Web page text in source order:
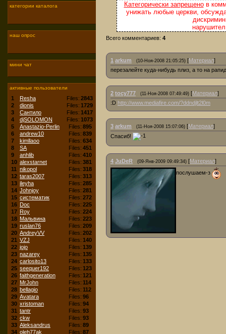
категории каталога
наш опрос
мини чат
активные пользователи
1 Resha Files: 2843
2
dionis Files: 1729
3
Сантило Files: 1417
4
djSOLOMON Files: 1073
5
Anastazio-Perlin Files: 895
6
andrew10 Files: 839
7
kimllaoo Files: 634
8
SA Files: 451
9
anhlib Files: 410
10 alexstarnet Files: 381
11
nikopol Files: 318
12 taras2007 Files: 313
13 ileyha Files: 285
14 Johnjoy Files: 281
15 систематик Files: 272
16 Doc Files: 225
17 Roy Files: 224
18 Мальвина Files: 223
19 ruslan76 Files: 209
20 AndreyVV Files: 202
21 VZJ Files: 140
22 jojo Files: 139
23 nazarey Files: 135
24 carlosito13 Files: 133
25 seequer192 Files: 123
26 faithgeneration Files: 121
27 MrJohn Files: 114
28 bellagio Files: 112
29 Avatara Files: 96
30 xristoman Files: 94
31 tantr Files: 93
32 ckw Files: 93
33 Aleksandrus Files: 89
34 oleh77ak Files: 87
Категорически запрещенов
унижать любые церкви,
Всего комментариев: 4
1 arkum (10-Ноя-2008 21:05:25) [Материал]
перезалейте куда-нибудь плиз, а то на
2 tocy777 (11-Ноя-2008 07:49:49) [Материал]
:D http://www.mediafire.com/?ddndjlt2l0m
3 arkum (11-Ноя-2008 15:07:06) [Материал]
Спасиб!
4 JuDeR (09-Янв-2009 09:49:34) [Материал]
послушаем-з